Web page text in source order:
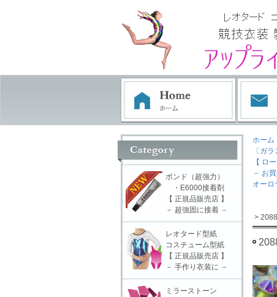
ホーム
〔ガ
【 ロ
－ お
オーロ
>
ボンド（超強力）
・E6000接着剤
【 正規品販売店 】
－ 超強固に接着 －
レオタード型紙
コスチューム型紙
【 正規品販売店 】
－ 手作り衣装に －
ミラーストーン